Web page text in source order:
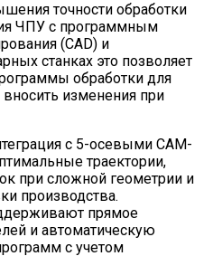
точности обработки
ЧПУ с программным
(CAD) и
станках это позволяет
обработки для
изменения при
с 5-осевыми CAM-
траектории,
при сложной геометрии и
производства.
прямое
и автоматическую
с учетом